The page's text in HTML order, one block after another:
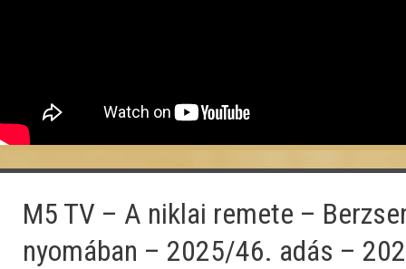
M5 TV – A niklai remete –
nyomában – 2025/46. adás –